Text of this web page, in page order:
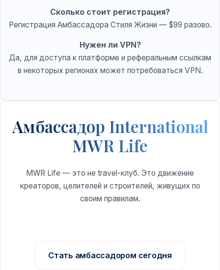
Сколько стоит регистрация?
Регистрация Амбассадора Стиля Жизни — $99 разово.
Нужен ли VPN?
Да, для доступа к платформе и реферальным ссылкам
в некоторых регионах может потребоваться VPN.
Амбассадор International
MWR Life
MWR Life — это не travel-клуб. Это движение
креаторов, целителей и строителей, живущих по
своим правилам.
Стать амбассадором сегодня